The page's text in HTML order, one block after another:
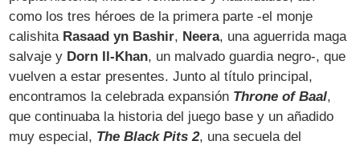
como los tres héroes de la primera parte -el monje
calishita Rasaad yn Bashir, Neera, una aguerrida maga
salvaje y Dorn Il-Khan, un malvado guardia negro-, que
vuelven a estar presentes. Junto al título principal,
encontramos la celebrada expansión Throne of Baal,
que continuaba la historia del juego base y un añadido
muy especial, The Black Pits 2, una secuela del